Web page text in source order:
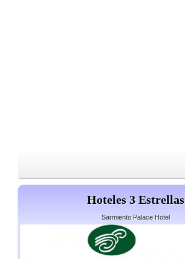
Hoteles 3 Estrellas
Sarmiento Palace Hotel